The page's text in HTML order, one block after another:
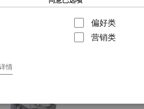
偏好类
营销类
情